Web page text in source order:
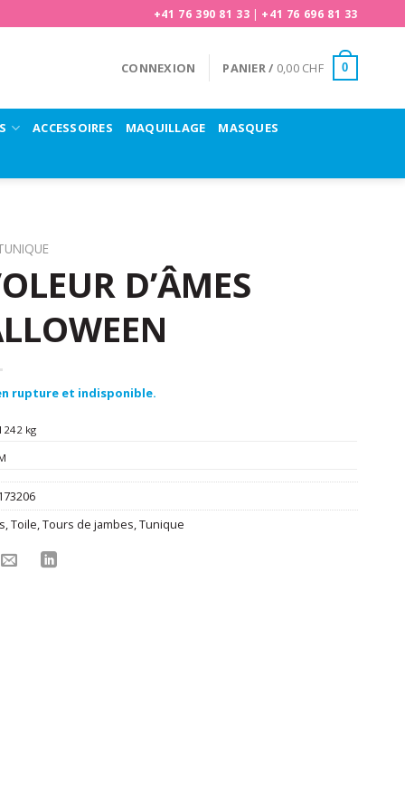
+41 76 390 81 33 | +41 76 696 81 33
CONNEXION PANIER / 0,00 CHF 0
ACCESSOIRES MAQUILLAGE MASQUES
D’ÂMES
rupture et indisponible.
kg
Toile Tours de jambes Tunique